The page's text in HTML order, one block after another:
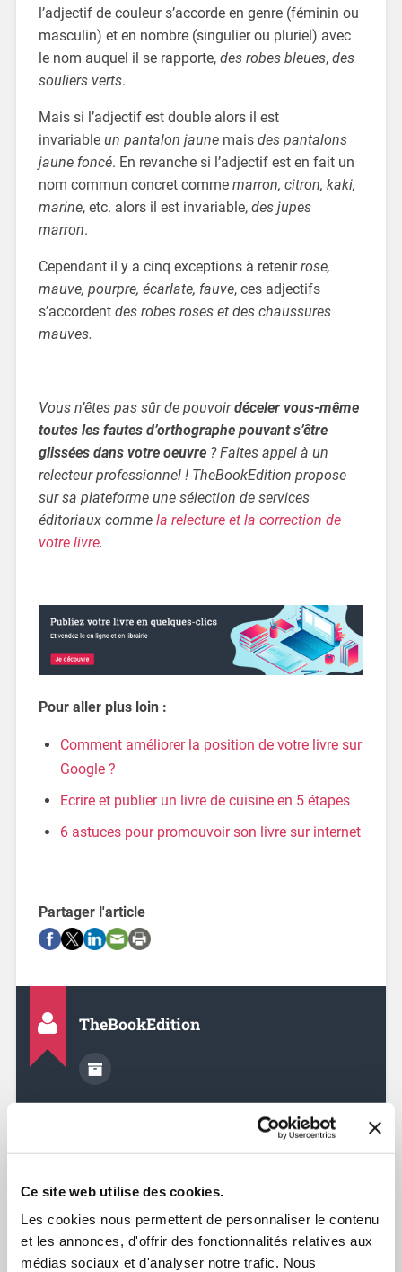
Ce site web utilise des cookies.
Les cookies nous permettent de personnaliser le contenu
et les annonces, d'offrir des fonctionnalités relatives aux
médias sociaux et d'analyser notre trafic. Nous
l’adjectif de couleur s’accorde en genre (féminin ou
masculin) et en nombre (singulier ou pluriel) avec
le nom auquel il se rapporte, des robes bleues, des
souliers verts.
Mais si l’adjectif est double alors il est
invariable un pantalon jaunemais des pantalons
jaune foncé. En revanche si l’adjectif est en fait un
nom commun concret comme marron, citron, kaki,
marine, etc. alors il est invariable, des jupes
marron.
Cependant il y a cinq exceptions à retenirrose,
mauve, pourpre, écarlate, fauve, ces adjectifs
s’accordent des robes roses et des chaussures
mauves.
Vous n’êtes pas sûr de pouvoirdéceler vous-même
toutes les fautes d’orthographe pouvant s’être
glissées dans votre oeuvre? Faites appel à un
relecteur professionnel ! TheBookEdition propose
sur sa plateforme une sélection de services
éditoriaux comme la relecture et la correction de
votre livre.
Pour aller plus loin :
Comment améliorer la position de votre livre sur
Google ?
Ecrire et publier un livre de cuisine en 5 étapes
6 astuces pour promouvoir son livre sur internet
Partager l'article
TheBookEdition
Article précédent
Article suivant